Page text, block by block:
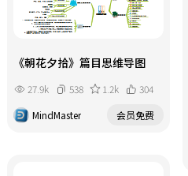
《朝花夕拾》篇目思维导图
27.9k 538 1.2k
304
MindMaster
会员免费